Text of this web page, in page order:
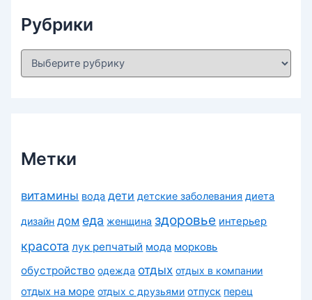
Рубрики
Метки
витамины вода дети детские заболевания диета
дизайн дом еда женщина здоровье интерьер
красота лук репчатый мода морковь
обустройство одежда отдых отдых в компании
отдых на море отдых с друзьями отпуск перец